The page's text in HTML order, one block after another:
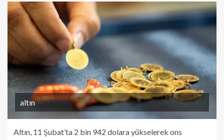
altın
Altın, 11 Şubat’ta 2 bin 942 dolara yükselerek ons